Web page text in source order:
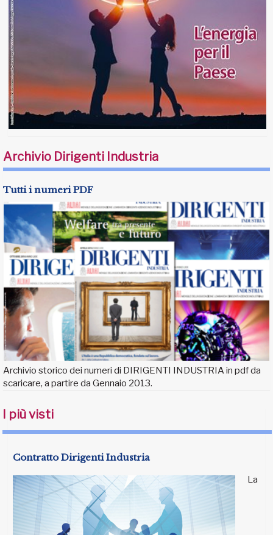
Archivio Dirigenti Industria
Tutti i numeri PDF
Archivio storico dei numeri di DIRIGENTI INDUSTRIA in pdf da
scaricare, a partire da Gennaio 2013.
I più visti
Contratto Dirigenti Industria
La